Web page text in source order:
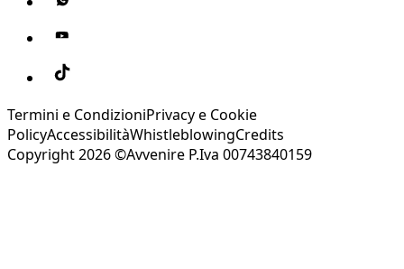
Termini e CondizioniPrivacy e Cookie
PolicyAccessibilitàWhistleblowingCredits
Copyright 2026 ©Avvenire P.Iva 00743840159